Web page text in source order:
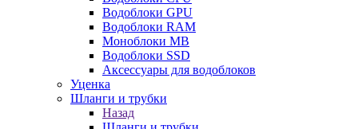
Водоблоки GPU
Водоблоки RAM
Моноблоки MB
Водоблоки SSD
Аксессуары для водоблоков
Уценка
Шланги и трубки
Назад